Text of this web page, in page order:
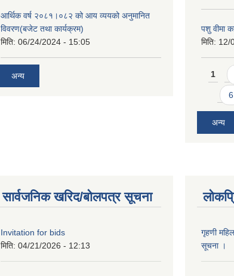
आर्थिक वर्ष २०८१।०८२ को आय व्ययको अनुमानित
विवरण(बजेट तथा कार्यक्रम)
मिति: 06/24/2024 - 15:05
अन्य
पशु वीमा
मिति: 12/
1
6
अन्य
सार्वजनिक खरिद/बोलपत्र सूचना
Invitation for bids
मिति: 04/21/2026 - 12:13
गृहणी
सूचना ।